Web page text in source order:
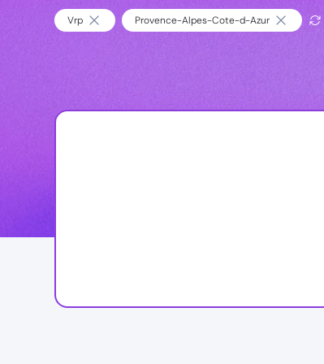
Vrp Provence-Alpes-Cote-d-Azur